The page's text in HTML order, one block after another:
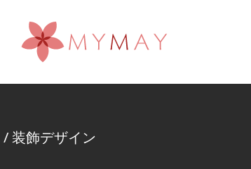
/装飾デザイン